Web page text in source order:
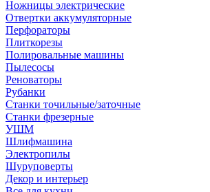
Ножницы электрические
Отвертки аккумуляторные
Перфораторы
Плиткорезы
Полировальные машины
Пылесосы
Реноваторы
Рубанки
Станки точильные/заточные
Станки фрезерные
УШМ
Шлифмашина
Электропилы
Шуруповерты
Декор и интерьер